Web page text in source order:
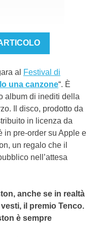
al
Festival di
una canzone“. È
album di inediti della
Il disco, prodotto da
in licenza da
in pre-order su Apple e
un regalo che il
nell’attesa
anche se in realtà
il premio Tenco.
è sempre